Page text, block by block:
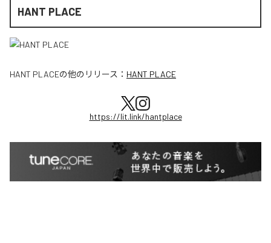
HANT PLACE
HANT PLACEの他のリリース： HANT PLACE
https://lit.link/hantplace